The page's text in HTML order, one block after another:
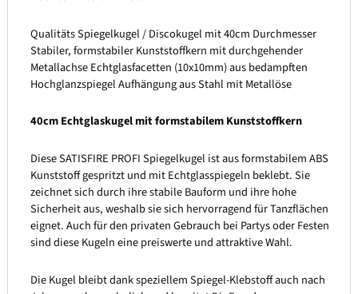
Qualitäts Spiegelkugel / Discokugel mit 40cm Durchmesser
Stabiler, formstabiler Kunststoffkern mit durchgehender
Metallachse Echtglasfacetten (10x10mm) aus bedampften
Hochglanzspiegel Aufhängung aus Stahl mit Metallöse
40cm Echtglaskugel mit formstabilem Kunststoffkern
Diese SATISFIRE PROFI Spiegelkugel ist aus formstabilem ABS
Kunststoff gespritzt und mit Echtglasspiegeln beklebt. Sie
zeichnet sich durch ihre stabile Bauform und ihre hohe
Sicherheit aus, weshalb sie sich hervorragend für Tanzflächen
eignet. Auch für den privaten Gebrauch bei Partys oder Festen
sind diese Kugeln eine preiswerte und attraktive Wahl.
Die Kugel bleibt dank speziellem Spiegel-Klebstoff auch nach